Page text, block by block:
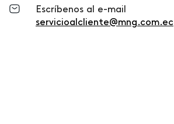
Escríbenos al e-mail
servicioalcliente@mng.com.ec